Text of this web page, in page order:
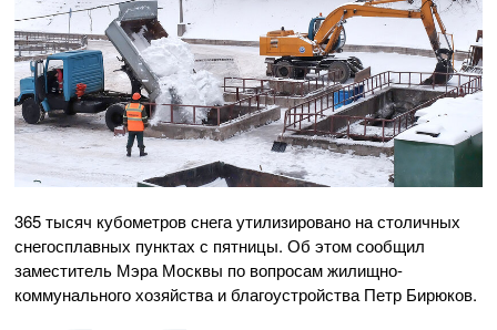
365 тысяч кубометров снега утилизировано на столичных
снегосплавных пунктах с пятницы. Об этом сообщил
заместитель Мэра Москвы по вопросам жилищно-
коммунального хозяйства и благоустройства Петр Бирюков.